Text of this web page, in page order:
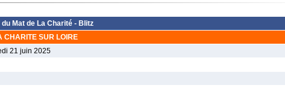
Mat de La Charité - Blitz
CHARITE SUR LOIRE
21 juin 2025